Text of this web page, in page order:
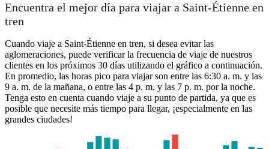
Encuentra el mejor día para viajar a Saint-Étienne en
tren
Cuando viaje a Saint-Étienne en tren, si desea evitar las
aglomeraciones, puede verificar la frecuencia de viaje de nuestros
clientes en los próximos 30 días utilizando el gráfico a continuación.
En promedio, las horas pico para viajar son entre las 6:30 a. m. y las
9 a. m. de la mañana, o entre las 4 p. m. y las 7 p. m. por la noche.
Tenga esto en cuenta cuando viaje a su punto de partida, ya que es
posible que necesite más tiempo para llegar, ¡especialmente en las
grandes ciudades!